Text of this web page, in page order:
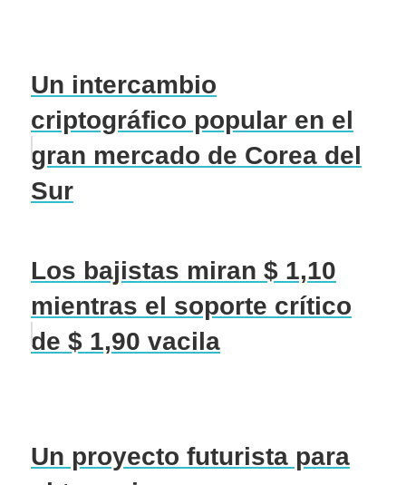
Un intercambio
criptográfico popular en el
gran mercado de Corea del
Sur
Los bajistas miran $ 1,10
mientras el soporte crítico
de $ 1,90 vacila
Un proyecto futurista para